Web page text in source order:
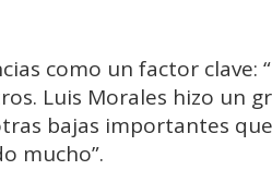
como un factor clave:
Luis Morales hizo un
bajas importantes
mucho”.